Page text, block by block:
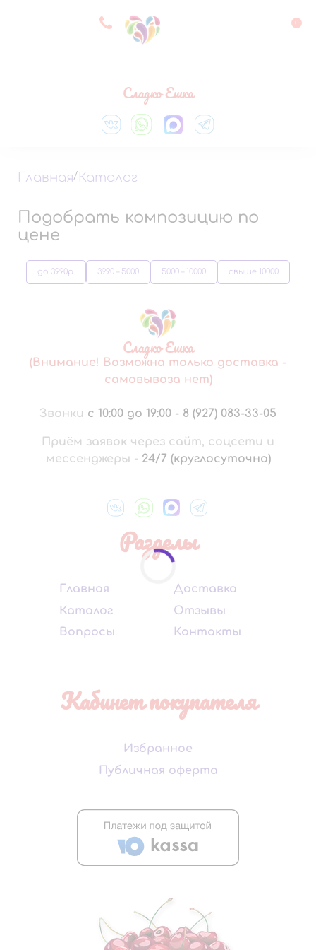
8 927 083 33 05 0
Сладко Ешка
Главная/ Каталог
Подобрать композицию по
цене
до 3990р. 3990 – 5000 5000 – 10000 свыше 10000
Сладко Ешка
(Внимание! Возможна только доставка -
самовывоза нет)
Звонки с 10:00 до 19:00 - 8 (927) 083-33-05
Приём заявок через сайт, соцсети и
мессенджеры - 24/7 (круглосуточно)
Разделы
Главная
Каталог
Вопросы
Доставка
Отзывы
Контакты
Кабинет покупателя
Избранное
Публичная оферта